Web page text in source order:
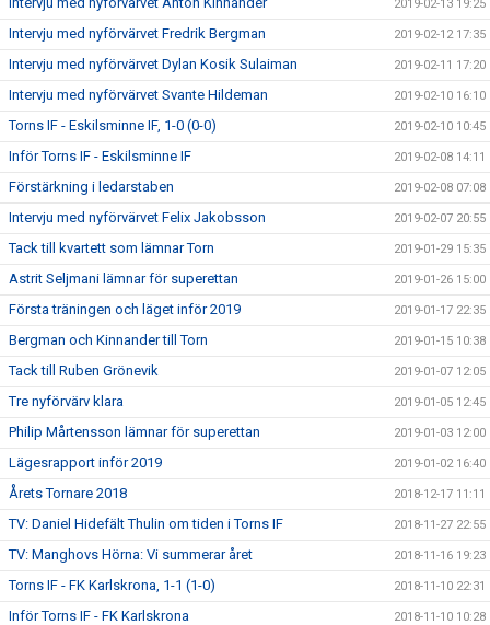
2019-02-13 19:25
Intervju med nyförvärvet Fredrik Bergman 2019-02-12 17:35
Intervju med nyförvärvet Dylan Kosik Sulaiman 2019-02-11 17:20
Intervju med nyförvärvet Svante Hildeman 2019-02-10 16:10
Torns IF - Eskilsminne IF, 1-0 (0-0) 2019-02-10 10:45
Inför Torns IF - Eskilsminne IF 2019-02-08 14:11
Förstärkning i ledarstaben 2019-02-08 07:08
Intervju med nyförvärvet Felix Jakobsson 2019-02-07 20:55
Tack till kvartett som lämnar Torn 2019-01-29 15:35
Astrit Seljmani lämnar för superettan 2019-01-26 15:00
Första träningen och läget inför 2019 2019-01-17 22:35
Bergman och Kinnander till Torn 2019-01-15 10:38
Tack till Ruben Grönevik 2019-01-07 12:05
Tre nyförvärv klara 2019-01-05 12:45
Philip Mårtensson lämnar för superettan 2019-01-03 12:00
Lägesrapport inför 2019 2019-01-02 16:40
Årets Tornare 2018 2018-12-17 11:11
TV: Daniel Hidefält Thulin om tiden i Torns IF 2018-11-27 22:55
TV: Manghovs Hörna: Vi summerar året 2018-11-16 19:23
Torns IF - FK Karlskrona, 1-1 (1-0) 2018-11-10 22:31
Inför Torns IF - FK Karlskrona 2018-11-10 10:28